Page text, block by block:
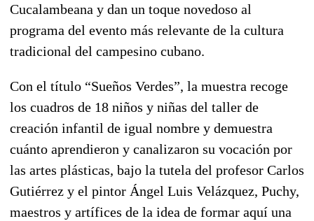
Cucalambeana y dan un toque novedoso al
programa del evento más relevante de la cultura
tradicional del campesino cubano.
Con el título “Sueños Verdes”, la muestra recoge
los cuadros de 18 niños y niñas del taller de
creación infantil de igual nombre y demuestra
cuánto aprendieron y canalizaron su vocación por
las artes plásticas, bajo la tutela del profesor Carlos
Gutiérrez y el pintor Ángel Luis Velázquez, Puchy,
maestros y artífices de la idea de formar aquí una